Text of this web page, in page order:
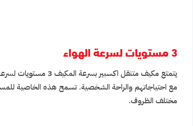
3 مستويات لسرعة الهواء
يتمتع مكيف متنقل
مع احتياجاتهم والراحة الشخصية. تسمح هذه الخاصية
مختلف الظروف.